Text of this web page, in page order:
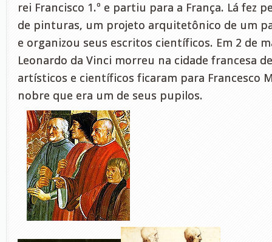
rei Francisco 1.º e partiu para a França. Lá fez
de pinturas, um projeto arquitetônico de um
e organizou seus escritos científicos. Em 2 de
Leonardo da Vinci morreu na cidade francesa
artísticos e científicos ficaram para Francesco
nobre que era um de seus pupilos.